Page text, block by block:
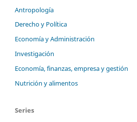
Antropología
Derecho y Política
Economía y Administración
Investigación
Economía, finanzas, empresa y gestión
Nutrición y alimentos
Series